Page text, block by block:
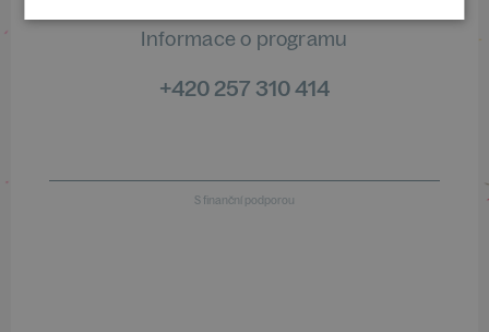
Informace o programu
+420 257 310 414
S finanční podporou